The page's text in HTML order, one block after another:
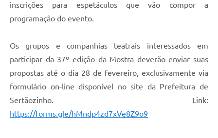
Editais
Cemitérios
E-mails dos setores
Contato
SERTPREV
inscrições para espetáculos que vão compor a
programação do evento.
Os grupos e companhias teatrais interessados em
participar da 37º edição da Mostra deverão enviar suas
propostas até o dia 28 de fevereiro, exclusivamente via
formulário on-line disponível no site da Prefeitura de
Sertãozinho. Link:
https://forms.gle/hMndp4zd7xVe8Z9o9